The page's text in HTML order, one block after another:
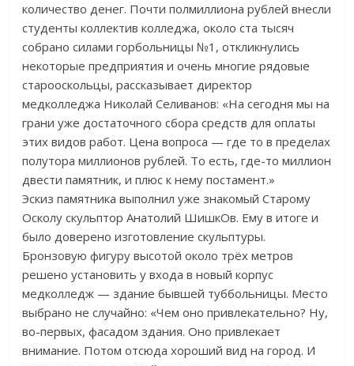
количество денег. Почти полмиллиона рублей внесли
студенты коллектив колледжа, около ста тысяч
собрано силами горбольницы №1, откликнулись
некоторые предприятия и очень многие рядовые
старооскольцы, рассказывает директор
медколледжа Николай Селиванов: «На сегодня мы на
грани уже достаточного сбора средств для оплаты
этих видов работ. Цена вопроса — где то в пределах
полутора миллионов рублей. То есть, где-то миллион
двести памятник, и плюс к нему постамент.»
Эскиз памятника выполнил уже знакомый Старому
Осколу скульптор Анатолий ШишкОв. Ему в итоге и
было доверено изготовление скульптуры.
Бронзовую фигуру высотой около трёх метров
решено установить у входа в новый корпус
медколледж — здание бывшей туббольницы. Место
выбрано не случайно: «Чем оно привлекательно? Ну,
во-первых, фасадом здания. Оно привлекает
внимание. Потом отсюда хороший вид на город. И